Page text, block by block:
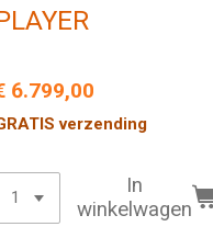
6.799,00
verzending
In
winkelwagen